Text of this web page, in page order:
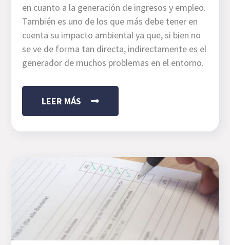
en cuanto a la generación de ingresos y empleo.
También es uno de los que más debe tener en
cuenta su impacto ambiental ya que, si bien no
se ve de forma tan directa, indirectamente es el
generador de muchos problemas en el entorno.
LEER MÁS